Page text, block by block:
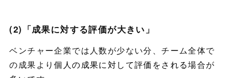
(2)「成果に対する評価が大きい」
ベンチャー企業では人数が少ない分、チーム全体で
の成果より個人の成果に対して評価をされる場合が